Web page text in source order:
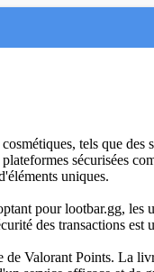
tels que des
sécurisées
uniques.
pour lootbar.gg,
des transactions
Valorant Points. La